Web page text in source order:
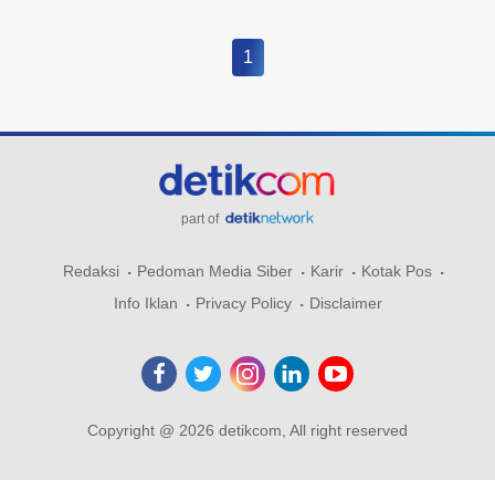
1
part of
Redaksi Pedoman Media Siber Karir
Kotak Pos
Info Iklan
Privacy Policy Disclaimer
Copyright @ 2026 detikcom, All right reserved